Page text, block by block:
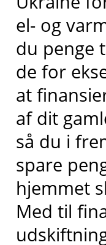
el- og
du penge
de for
at
af dit
så du i
spare
hjemmet
Med til